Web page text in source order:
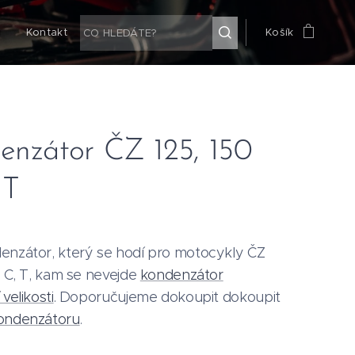
Kontakt Košík
ČZ 125, 150
který se hodí pro motocykly ČZ
C, T, kam se nevejde kondenzátor
. Doporučujeme dokoupit dokoupit
.